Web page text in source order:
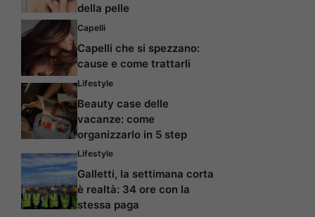
della pelle
Capelli
Capelli che si spezzano:
cause e come trattarli
Lifestyle
Beauty case delle
vacanze: come
organizzarlo in 5 step
Lifestyle
Galletti, la settimana corta
è realtà: 34 ore con la
stessa paga